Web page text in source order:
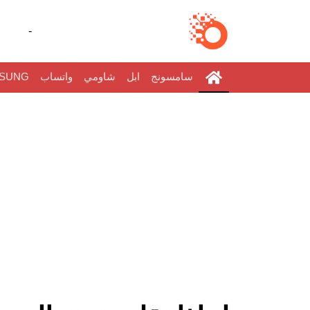
-
سامسونج ابل شاومي واتساب